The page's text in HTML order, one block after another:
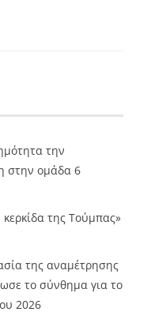
την
στην ομάδα 6
της Τούμπας»
της αναμέτρησης
το σύνθημα για το
2026